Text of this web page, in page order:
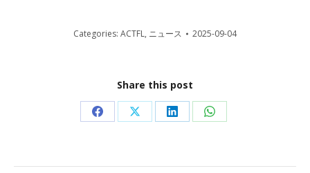
Categories: ACTFL, ニュース 2025-09-04
Share this post
Share
Facebook
Share
X
Share
LinkedIn
Share
WhatsApp